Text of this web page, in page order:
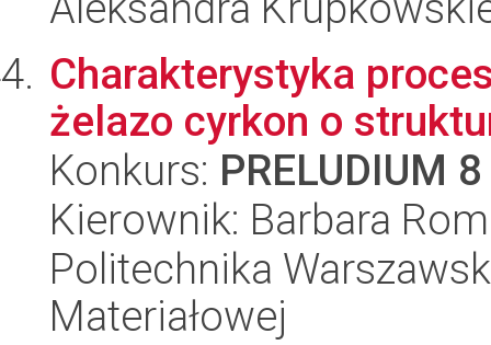
Charakterystyka
żelazo cyrkon o
Konkurs: PRELUDIUM 8
Kierownik: Barbara
Politechnika
Materiałowej